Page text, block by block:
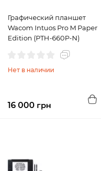
Графический планшет
Wacom Intuos Pro M Paper
Edition (PTH-660P-N)
Нет в наличии
16 000 грн